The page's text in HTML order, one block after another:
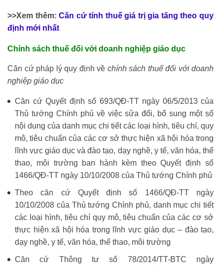
>>Xem thêm:Căn cứ tính thuế giá trị gia tăng theo quy
định mới nhất
Chính sách thuế đối với doanh nghiệp giáo dục
Căn cứ pháp lý quy định về chính sách thuế đối với doanh
nghiệp giáo dục
Căn cứ Quyết định số 693/QĐ-TT ngày 06/5/2013 của
Thủ tướng Chính phủ về việc sửa đổi, bổ sung một số
nội dung của danh mục chi tiết các loại hình, tiêu chí, quy
mô, tiêu chuẩn của các cơ sở thực hiện xã hội hóa trong
lĩnh vực giáo dục và đào tạo, dạy nghề, y tế, văn hóa, thể
thao, môi trường ban hành kèm theo Quyết định số
1466/QĐ-TT ngày 10/10/2008 của Thủ tướng Chính phủ
Theo căn cứ Quyết định số 1466/QĐ-TT ngày
10/10/2008 của Thủ tướng Chính phủ, danh mục chi tiết
các loại hình, tiêu chí quy mô, tiêu chuẩn của các cơ sở
thực hiện xã hội hóa trong lĩnh vực giáo dục – đào tạo,
dạy nghề, y tế, văn hóa, thể thao, môi trường
Căn cứ Thông tư số 78/2014/TT-BTC ngày